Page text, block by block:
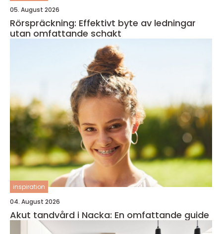
05. August 2026
Rörspräckning: Effektivt byte av ledningar
utan omfattande schakt
inspiration
04. August 2026
Akut tandvård i Nacka: En omfattande guide